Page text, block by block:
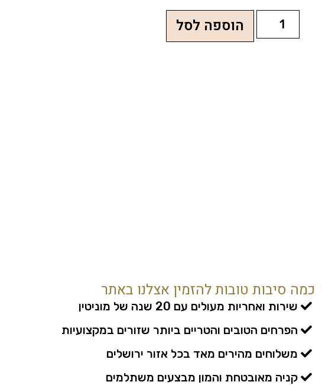
הוספה לסל
כמה סיבות טובות להזמין אצלנו באתר
שירות ואחריות מעולים עם 20 שנה של מוניטין
הפרחים הטובים והטריים ביותר שזורים במקצועיות
משלוחים מהירים מאד בכל אזור ירושלים
קניה מאובטחת והמון מבצעים משתלמים